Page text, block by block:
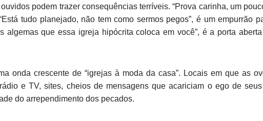
podem trazer consequências terríveis. “Prova carinha, um
tudo planejado, não tem como sermos pegos”, é um empurrão
algemas que essa igreja hipócrita coloca em você”, é a porta
onda crescente de “igrejas à moda da casa”. Locais em que as
e TV, sites, cheios de mensagens que acariciam o ego de
do arrependimento dos pecados.